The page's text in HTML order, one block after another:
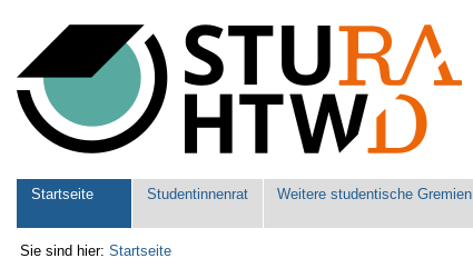
Werkzeuge
Sektionen
Startseite Studentinnenrat Weitere studentische Gremien
Sie sind hier: Startseite